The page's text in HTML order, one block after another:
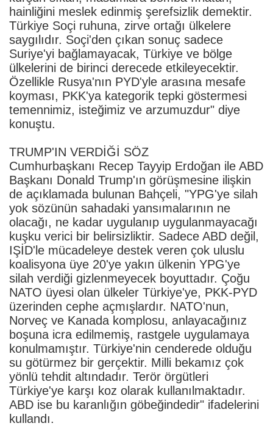
hainliğini meslek edinmiş şerefsizlik demektir.
Türkiye Soçi ruhuna, zirve ortağı ülkelere
saygılıdır. Soçi'den çıkan sonuç sadece
Suriye'yi bağlamayacak, Türkiye ve bölge
ülkelerini de birinci derecede etkileyecektir.
Özellikle Rusya'nın PYD'yle arasına mesafe
koyması, PKK'ya kategorik tepki göstermesi
temennimiz, isteğimiz ve arzumuzdur" diye
konuştu.
TRUMP'IN VERDİĞİ SÖZ
Cumhurbaşkanı Recep Tayyip Erdoğan ile ABD
Başkanı Donald Trump'ın görüşmesine ilişkin
de açıklamada bulunan Bahçeli, "YPG'ye silah
yok sözünün sahadaki yansımalarının ne
olacağı, ne kadar uygulanıp uygulanmayacağı
kuşku verici bir belirsizliktir. Sadece ABD değil,
IŞİD'le mücadeleye destek veren çok uluslu
koalisyona üye 20'ye yakın ülkenin YPG'ye
silah verdiği gizlenmeyecek boyuttadır. Çoğu
NATO üyesi olan ülkeler Türkiye'ye, PKK-PYD
üzerinden cephe açmışlardır. NATO'nun,
Norveç ve Kanada komplosu, anlayacağınız
boşuna icra edilmemiş, rastgele uygulamaya
konulmamıştır. Türkiye'nin cenderede olduğu
su götürmez bir gerçektir. Milli bekamız çok
yönlü tehdit altındadır. Terör örgütleri
Türkiye'ye karşı koz olarak kullanılmaktadır.
ABD ise bu karanlığın göbeğindedir" ifadelerini
kullandı.